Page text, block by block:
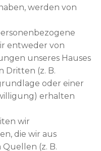
werden von
entweder von
unseres Hauses
Dritten (z. B.
oder einer
erhalten
wir
die wir aus
(z. B.